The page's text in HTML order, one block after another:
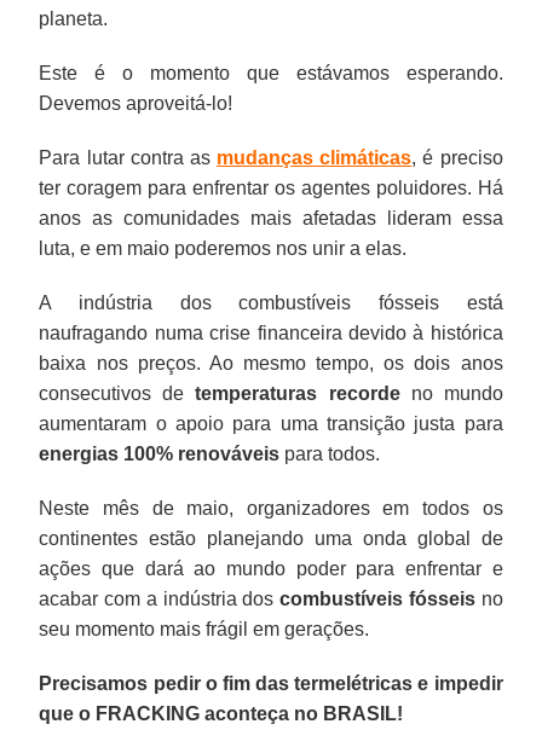
planeta.
Este é o momento que estávamos esperando.
Devemos aproveitá-lo!
Para lutar contra as mudanças climáticas, é preciso
ter coragem para enfrentar os agentes poluidores. Há
anos as comunidades mais afetadas lideram essa
luta, e em maio poderemos nos unir a elas.
A indústria dos combustíveis fósseis está
naufragando numa crise financeira devido à histórica
baixa nos preços. Ao mesmo tempo, os dois anos
consecutivos detemperaturas recordeno mundo
aumentaram o apoio para uma transição justa para
energias 100% renováveis para todos.
Neste mês de maio, organizadores em todos os
continentes estão planejando uma onda global de
ações que dará ao mundo poder para enfrentar e
acabar com a indústria doscombustíveis fósseisno
seu momento mais frágil em gerações.
Precisamos pedir o fim das termelétricas e impedir
que o FRACKING aconteça no BRASIL!